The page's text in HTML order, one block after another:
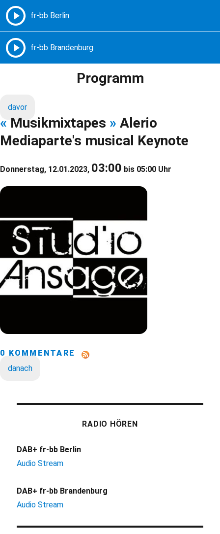
Freie Radios – Berlin Brandenburg
Programm
davor
« Musikmixtapes » Alerio
Mediaparte's musical Keynote
Donnerstag, 12.01.2023, 03:00 bis 05:00 Uhr
0 KOMMENTARE
danach
RADIO HÖREN
DAB+ fr-bb Berlin
Audio Stream
DAB+ fr-bb Brandenburg
Audio Stream